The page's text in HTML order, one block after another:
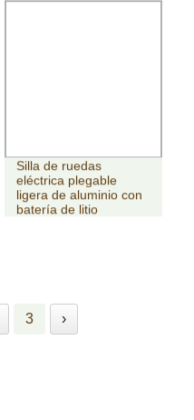
Silla de ruedas
eléctrica plegable
ligera de aluminio con
batería de litio
3 ›